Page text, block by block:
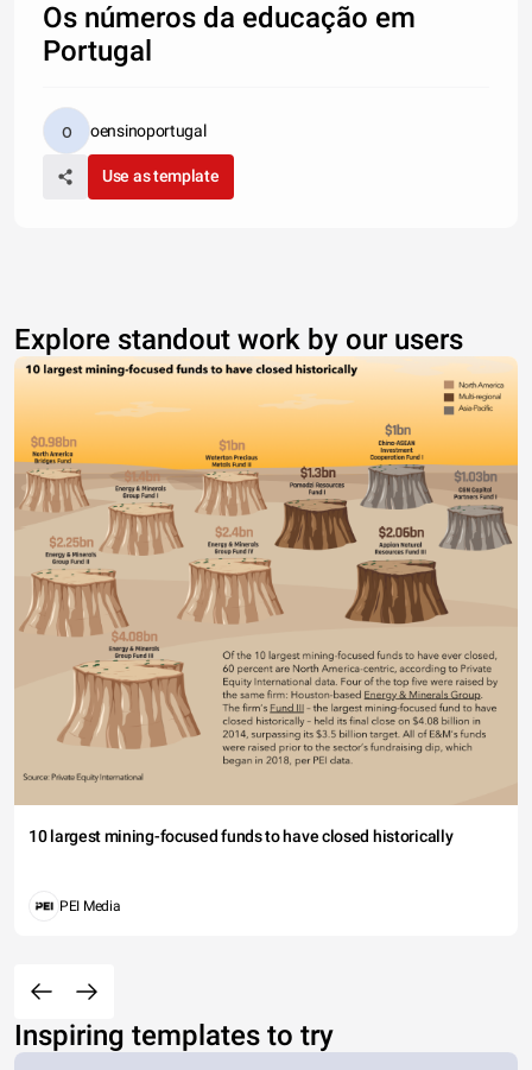
Os números da educação em
Portugal
oensinoportugal
Use as template
Explore standout work by our users
10 largest mining-focused funds to have closed historically
PEI Media
Inspiring templates to try